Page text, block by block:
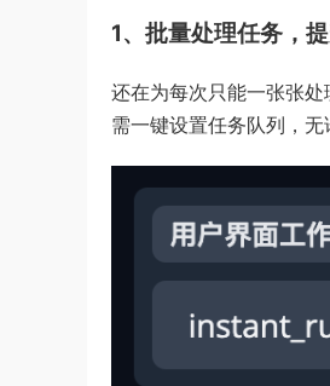
1、批量处理任务，
还在为每次只能一张张
需一键设置任务队列，